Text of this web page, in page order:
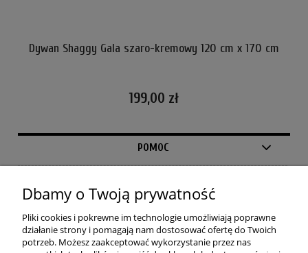
Dywan Shaggy Gala szaro-kremowy 120 cm x 170 cm
199,00 zł
POMOC
PŁATNOŚCI I DOSTAWA
INFORMACJE
Dbamy o Twoją prywatność
Pliki cookies i pokrewne im technologie umożliwiają poprawne
działanie strony i pomagają nam dostosować ofertę do Twoich
potrzeb. Możesz zaakceptować wykorzystanie przez nas